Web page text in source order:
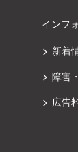
インフ
新着
障害
広告